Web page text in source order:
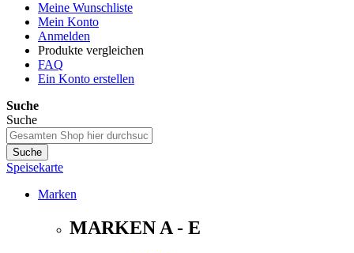
Meine Wunschliste
Mein Konto
Anmelden
Produkte vergleichen
FAQ
Ein Konto erstellen
Suche
Suche
Suche
Speisekarte
Marken
MARKEN A - E